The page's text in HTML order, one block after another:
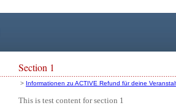
Section 1
> Informationen zu ACTIVE Refund für deine
This is test content for section 1